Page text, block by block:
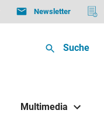
Newsletter
Suche
Multimedia